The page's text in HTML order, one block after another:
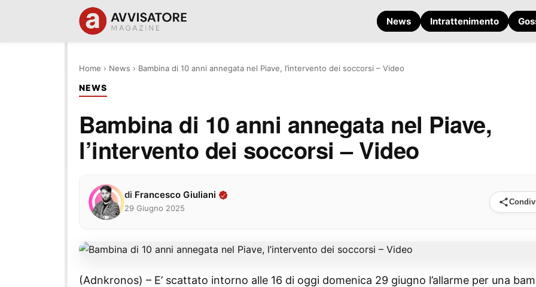
News Intrattenimento
Home › News › Bambina di 10 anni annegata nel Piave, l’intervento dei soccorsi – Video
NEWS
Bambina di 10 anni annegata nel Piave,
l’intervento dei soccorsi – Video
di Francesco Giuliani
29 Giugno 2025
(Adnkronos) – E’ scattato intorno alle 16 di oggi domenica 29 giugno l’allarme per una